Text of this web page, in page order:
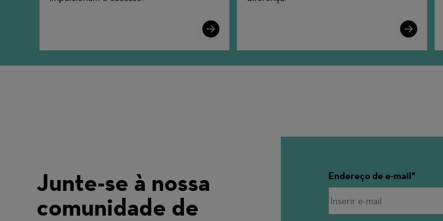
Learn
More
Learn
More
Junte-se à nossa
comunidade de
Endereço de e-mail